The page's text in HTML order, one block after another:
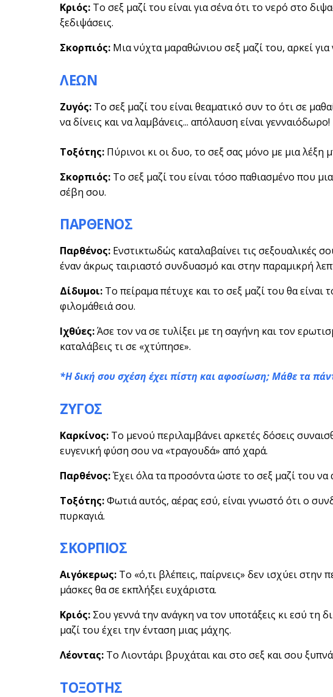
Κριός: Το σεξ μαζί του είναι για σένα ότι το νερό στο
ξεδιψάσεις.
Σκορπιός: Μια νύχτα μαραθώνιου σεξ μαζί του, αρκεί
ΛΕΩΝ
Ζυγός: Το σεξ μαζί του είναι θεαματικό συν το ότι σε
να δίνεις και να λαμβάνεις... απόλαυση είναι γενναιόδωρο!
Τοξότης: Πύρινοι κι οι δυο, το σεξ σας μόνο με μια λέξη
Σκορπιός: Το σεξ μαζί του είναι τόσο παθιασμένο που
σέβη σου.
ΠΑΡΘΕΝΟΣ
Παρθένος: Ενστικτωδώς καταλαβαίνει τις σεξουαλικές
έναν άκρως ταιριαστό συνδυασμό και στην παραμικρή
Δίδυμοι: Το πείραμα πέτυχε και το σεξ μαζί του θα είναι
φιλομάθειά σου.
Ιχθύες:Άσε τον να σε τυλίξει με τη σαγήνη και τον
καταλάβεις τι σε «χτύπησε».
*Η δική σου σχέση έχει πίστη και αφοσίωση; Mάθε τα
ΖΥΓΟΣ
Καρκίνος: Το μενού περιλαμβάνει αρκετές δόσεις
ευγενική φύση σου να «τραγουδά» από χαρά.
Παρθένος:Έχει όλα τα προσόντα ώστε το σεξ μαζί του να
Τοξότης:Φωτιά αυτός, αέρας εσύ, είναι γνωστό ότι ο
πυρκαγιά.
ΣΚΟΡΠΙΟΣ
Αιγόκερως: Το «ό,τι βλέπεις, παίρνεις» δεν ισχύει
μάσκες θα σε εκπλήξει ευχάριστα.
Κριός: Σου γεννά την ανάγκη να τον υποτάξεις κι εσύ τη
μαζί του έχει την ένταση μιας μάχης.
Λέοντας: Το Λιοντάρι βρυχάται και στο σεξ και σου
ΤΟΞΟΤΗΣ